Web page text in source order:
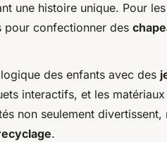
une histoire unique. Pour
pour confectionner des
des enfants avec des
interactifs, et les
non seulement divertissent,
.